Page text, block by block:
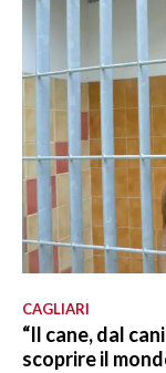
CAGLIARI
“Il cane, dal
scoprire il